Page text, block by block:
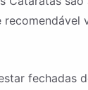
fechadas